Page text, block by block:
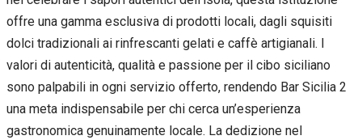
offre una gamma esclusiva di prodotti locali, dagli squisiti
dolci tradizionali ai rinfrescanti gelati e caffè artigianali. I
valori di autenticità, qualità e passione per il cibo siciliano
sono palpabili in ogni servizio offerto, rendendo Bar Sicilia 2
una meta indispensabile per chi cerca un’esperienza
gastronomica genuinamente locale. La dedizione nel